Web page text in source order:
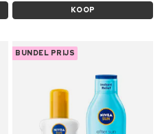
KOOP
BUNDEL PRIJS